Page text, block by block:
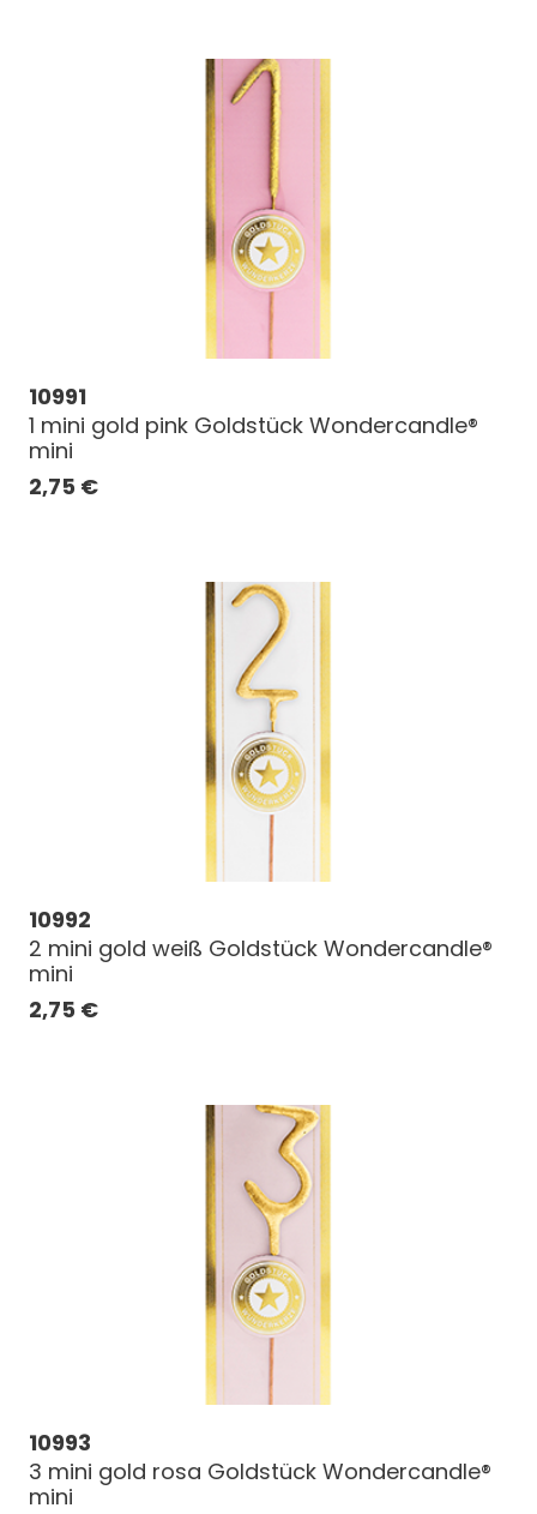
10991
1 mini gold pink Goldstück Wondercandle®
mini
2,75 €
10992
2 mini gold weiß Goldstück Wondercandle®
mini
2,75 €
10993
3 mini gold rosa Goldstück Wondercandle®
mini